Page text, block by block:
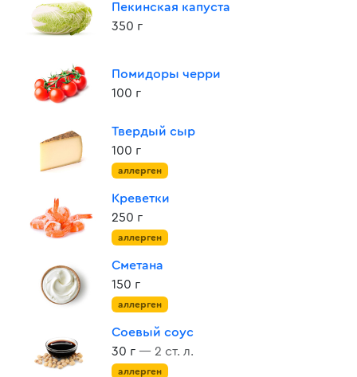
Пекинская капуста
350 г
Помидоры черри
100 г
Твердый сыр
100 г
аллерген
Креветки
250 г
аллерген
Сметана
150 г
аллерген
Соевый соус
30 г — 2 ст. л.
аллерген